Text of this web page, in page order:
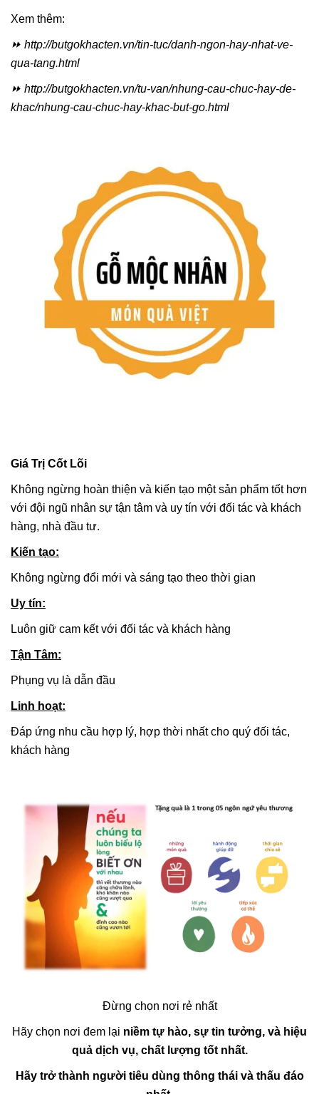
Xem thêm:
⏩ http://butgokhacten.vn/tin-tuc/danh-ngon-hay-nhat-ve-
qua-tang.html
⏩ http://butgokhacten.vn/tu-van/nhung-cau-chuc-hay-de-
khac/nhung-cau-chuc-hay-khac-but-go.html
Giá Trị Cốt Lõi
Không ngừng hoàn thiện và kiến tạo một sản phẩm tốt hơn
với đội ngũ nhân sự tận tâm và uy tín với đối tác và khách
hàng, nhà đầu tư.
Kiến tạo:
Không ngừng đổi mới và sáng tạo theo thời gian
Uy tín:
Luôn giữ cam kết với đối tác và khách hàng
Tận Tâm:
Phụng vụ là dẫn đầu
Linh hoạt:
Đáp ứng nhu cầu hợp lý, hợp thời nhất cho quý đối tác,
khách hàng
Đừng chọn nơi rẻ nhất
Hãy chọn nơi đem lại niềm tự hào, sự tin tưởng, và hiệu
quả dịch vụ, chất lượng tốt nhất.
Hãy trở thành người tiêu dùng thông thái và thấu đáo